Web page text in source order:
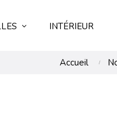
INTÉRIEUR
Accueil